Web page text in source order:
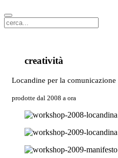
creatività
Locandine per la
prodotte dal 2008 a ora